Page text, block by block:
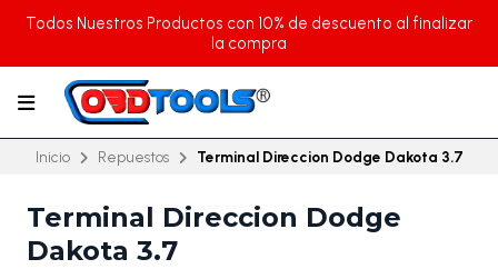
Todos Nuestros Productos con 10% de descuento al finalizar
la compra
Inicio Repuestos Terminal Direccion Dodge Dakota 3.7
Terminal Direccion Dodge
Dakota 3.7